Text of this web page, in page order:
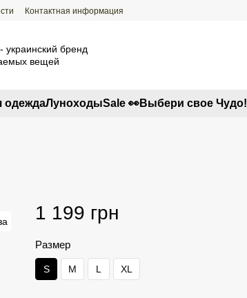
Контактная информация
одеждаЛуноходыSale 👀Выбери свое Чудо!
1 199 грн
Размер
S M L XL